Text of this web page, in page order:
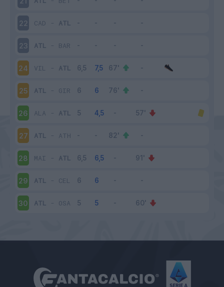
22 CAD - ATL
23 ATL - BAR
24 VIL - ATL
25 ATL - GIR
26 ALA - ATL
27 ATL - ATH
28 MAI - ATL
29 ATL - CEL
30 ATL - OSA